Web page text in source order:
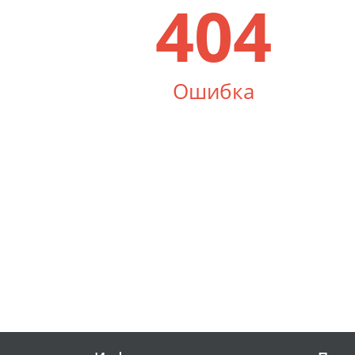
404
Ошибка